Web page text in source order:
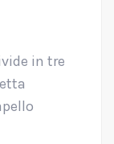
in tre